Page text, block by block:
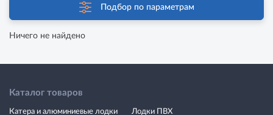
Подбор по параметрам
Ничего не найдено
Каталог товаров
Катера и алюминиевые лодки Лодки ПВХ